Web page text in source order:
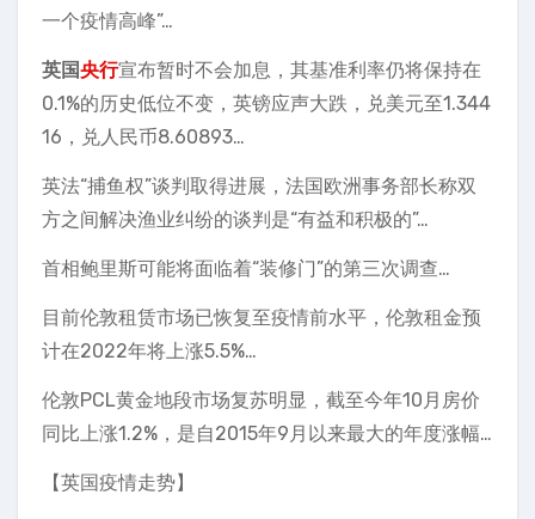
一个疫情高峰”…
英国央行宣布暂时不会加息，其基准利率仍将保持在
0.1%的历史低位不变，英镑应声大跌，兑美元至1.344
16，兑人民币8.60893…
英法“捕鱼权”谈判取得进展，法国欧洲事务部长称双
方之间解决渔业纠纷的谈判是“有益和积极的”…
首相鲍里斯可能将面临着“装修门”的第三次调查…
目前伦敦租赁市场已恢复至疫情前水平，伦敦租金预
计在2022年将上涨5.5%…
伦敦PCL黄金地段市场复苏明显，截至今年10月房价
同比上涨1.2%，是自2015年9月以来最大的年度涨幅…
【英国疫情走势】